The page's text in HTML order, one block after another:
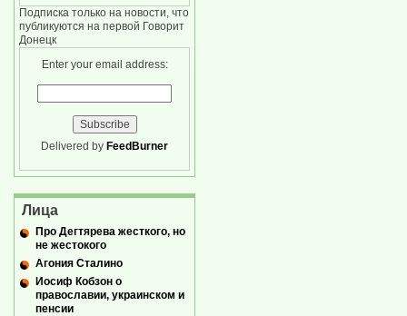
Подписка только на новости, что
публикуются на первой Говорит
Донецк
Enter your email address:
Delivered by FeedBurner
Лица
Про Дегтярева жесткого, но
не жестокого
Агония Сталино
Иосиф Кобзон о
православии, украинском и
пенсии